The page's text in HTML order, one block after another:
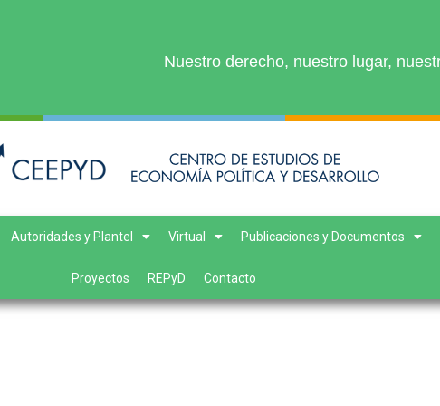
Nuestro derecho, nuestro lugar,
Autoridades y Plantel Virtual Publicaciones y Documentos
Proyectos REPyD Contacto